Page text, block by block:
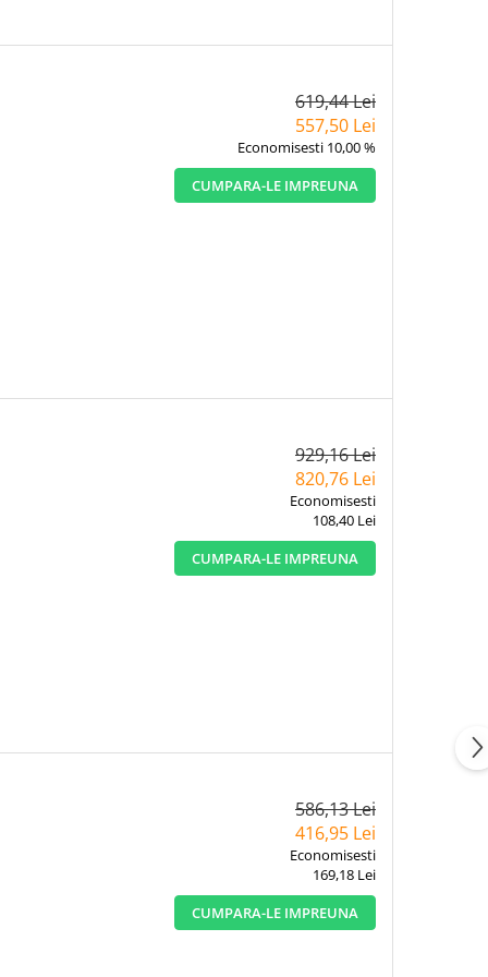
619,44 Lei
557,50 Lei
Economisesti 10,00 %
CUMPARA-LE IMPREUNA
929,16 Lei
820,76 Lei
Economisesti
108,40 Lei
CUMPARA-LE IMPREUNA
586,13 Lei
416,95 Lei
Economisesti
169,18 Lei
CUMPARA-LE IMPREUNA